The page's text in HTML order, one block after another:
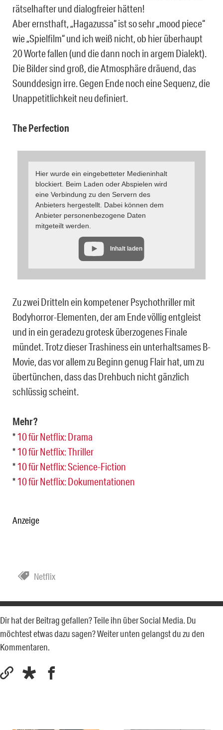
rätselhafter und dialogfreier hätten!
Aber ernsthaft, „Hagazussa“ ist so sehr „mood piece“
wie „Spielfilm“ und ich weiß nicht, ob hier überhaupt
20 Worte fallen (und die dann noch in argem Dialekt).
Die Bilder sind groß, die Atmosphäre dräuend, das
Sounddesign irre. Gegen Ende noch eine Sequenz, die
Unappetitlichkeit neu definiert.
The Perfection
Hier wurde ein eingebetteter Medieninhalt
blockiert. Beim Laden oder Abspielen wird
eine Verbindung zu den Servern des
Anbieters hergestellt. Dabei können dem
Anbieter personenbezogene Daten
mitgeteilt werden.
Inhalt laden
Zu zwei Dritteln ein kompetener Psychothriller mit
Bodyhorror-Elementen, der am Ende völlig entgleist
und in ein geradezu grotesk überzogenes Finale
mündet. Trotz dieser Trashiness ein unterhaltsames B-
Movie, das vor allem zu Beginn genug Flair hat, um zu
übertünchen, dass das Drehbuch nicht gänzlich
schlüssig scheint.
Mehr?
*10 für Netflix: Drama
*10 für Netflix: Thriller
*10 für Netflix: Science-Fiction
*10 für Netflix: Dokumentationen
Anzeige
Netflix
Dir hat der Beitrag gefallen? Teile ihn über Social Media. Du
möchtest etwas dazu sagen? Weiter unten gelangst du zu den
Kommentaren.